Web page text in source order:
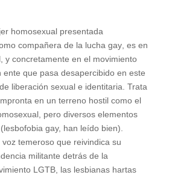
homosexual presentada
compañera de la lucha gay, es en
y concretamente en el movimiento
ente que pasa desapercibido en este
liberación sexual e identitaria. Trata
en un terreno hostil como el
pero diversos elementos
gay, han leído bien).
temeroso que reivindica su
militante detrás de la
LGTB, las lesbianas hartas